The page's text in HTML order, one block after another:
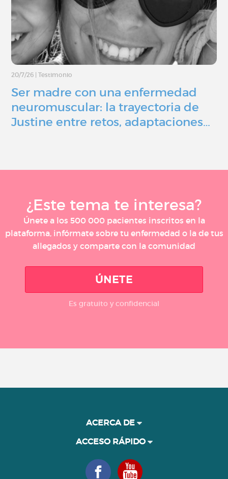
20/7/26 Testimonio
Ser madre con una enfermedad
neuromuscular: la trayectoria de
Justine entre retos, adaptaciones…
¿Este tema te interesa?
Únete a los 500 000 pacientes inscritos en la
plataforma, infórmate sobre tu enfermedad o la de tus
allegados y comparte con la comunidad
ÚNETE
Es gratuito y confidencial
ACERCA DE
ACCESO RÁPIDO